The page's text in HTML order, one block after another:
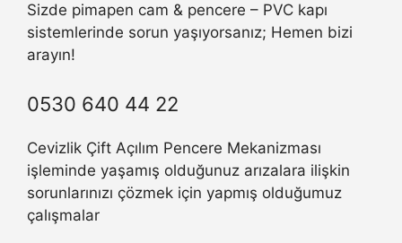
Sizde pimapen cam & pencere – PVC kapı
sistemlerinde sorun yaşıyorsanız; Hemen bizi
arayın!
0530 640 44 22
Cevizlik Çift Açılım Pencere Mekanizması
işleminde yaşamış olduğunuz arızalara ilişkin
sorunlarınızı çözmek için yapmış olduğumuz
çalışmalar